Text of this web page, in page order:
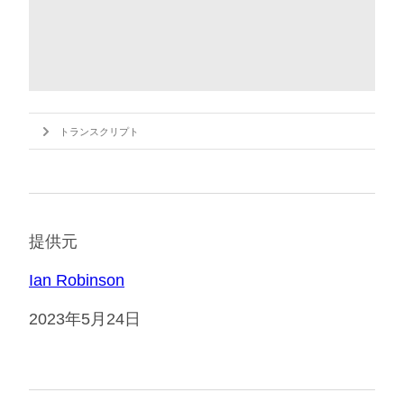
トランスクリプト
提供元
Ian Robinson
2023年5月24日